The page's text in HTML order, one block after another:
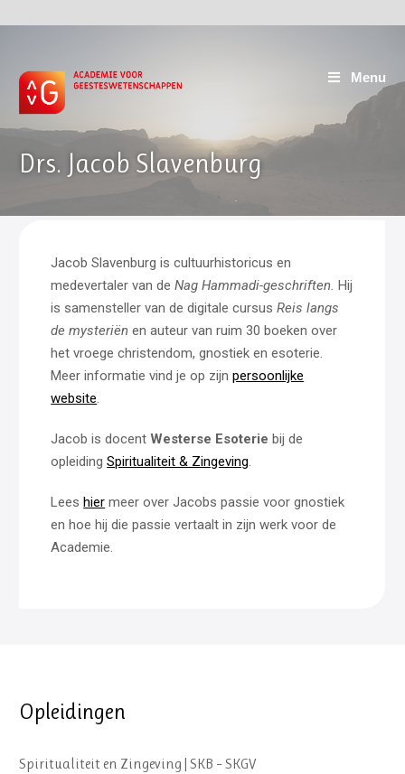
Menu
Drs. Jacob Slavenburg
Jacob Slavenburg is cultuurhistoricus en
medevertaler van deNag Hammadi-geschriften.Hij
is samensteller van de digitale cursusReis langs
de mysteriën en auteur van ruim 30 boeken over
het vroege christendom, gnostiek en esoterie.
Meer informatie vind je op zijnpersoonlijke
website.
Jacob is docentWesterse Esoterie bij de
opleidingSpiritualiteit & Zingeving.
Leeshier meer over Jacobs passie voor gnostiek
en hoe hij die passie vertaalt in zijn werk voor de
Academie.
Opleidingen
Spiritualiteit en Zingeving | SKB – SKGV